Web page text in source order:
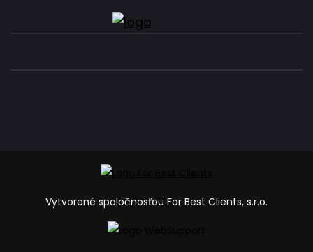
Vytvorené spoločnosťou For Best Clients, s.r.o.